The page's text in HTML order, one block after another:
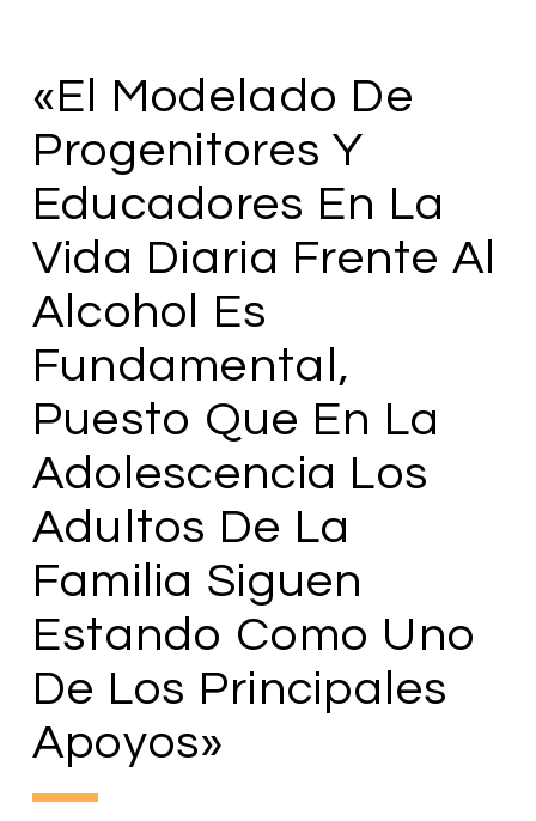
«El Modelado De
Progenitores Y
Educadores En La
Vida Diaria Frente Al
Alcohol Es
Fundamental,
Puesto Que En La
Adolescencia Los
Adultos De La
Familia Siguen
Estando Como Uno
De Los Principales
Apoyos»